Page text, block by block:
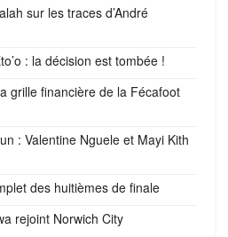
sur les traces d’André
: la décision est tombée !
grille financière de la Fécafoot
: Valentine Nguele et Mayi Kith
des huitièmes de finale
rejoint Norwich City